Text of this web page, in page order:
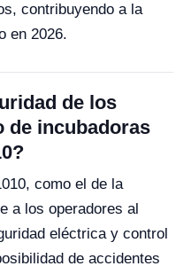
contribuyendo a la
en 2026.
de los
de incubadoras
como el de la
a los operadores al
eléctrica y control
de accidentes